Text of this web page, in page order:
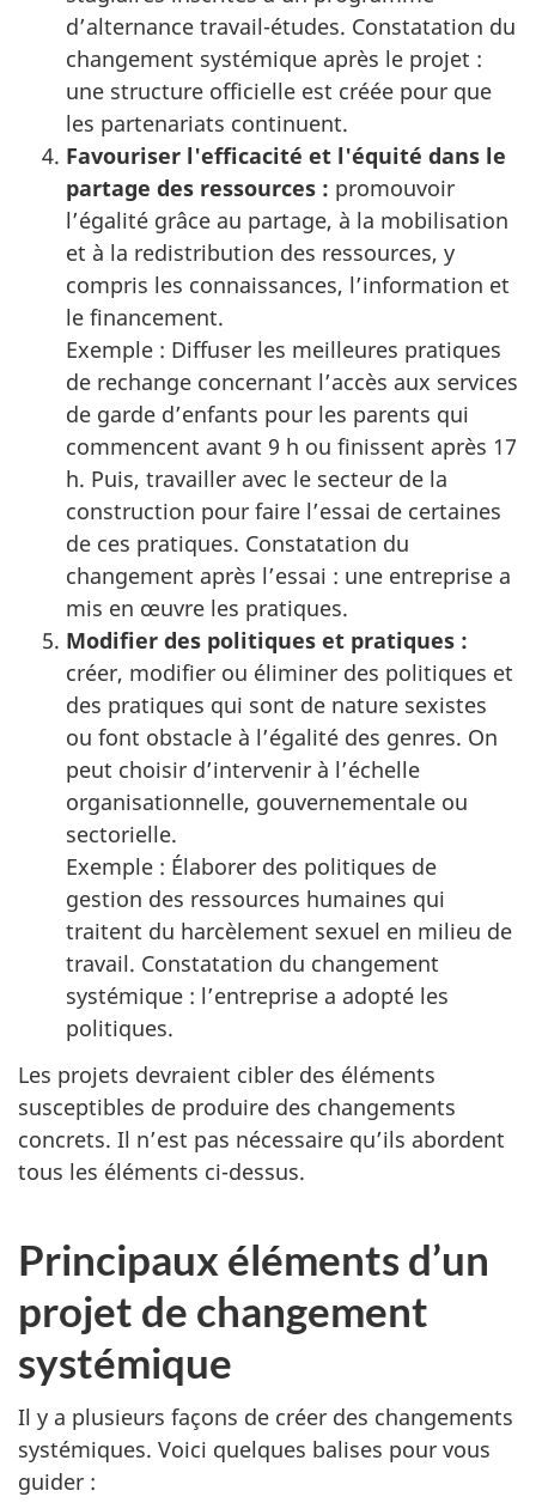
d’alternance travail-études. Constatation du
changement systémique après le projet :
une structure officielle est créée pour que
les partenariats continuent.
Favouriser l'efficacité et l'équité dans le
partage des ressources : promouvoir
l’égalité grâce au partage, à la mobilisation
et à la redistribution des ressources, y
compris les connaissances, l’information et
le financement.
Exemple : Diffuser les meilleures pratiques
de rechange concernant l’accès aux services
de garde d’enfants pour les parents qui
commencent avant 9 h ou finissent après 17
h. Puis, travailler avec le secteur de la
construction pour faire l’essai de certaines
de ces pratiques. Constatation du
changement après l’essai : une entreprise a
mis en œuvre les pratiques.
Modifier des politiques et pratiques :
créer, modifier ou éliminer des politiques et
des pratiques qui sont de nature sexistes
ou font obstacle à l’égalité des genres. On
peut choisir d’intervenir à l’échelle
organisationnelle, gouvernementale ou
sectorielle.
Exemple : Élaborer des politiques de
gestion des ressources humaines qui
traitent du harcèlement sexuel en milieu de
travail. Constatation du changement
systémique : l’entreprise a adopté les
politiques.
Les projets devraient cibler des éléments
susceptibles de produire des changements
concrets. Il n’est pas nécessaire qu’ils abordent
tous les éléments ci-dessus.
Principaux éléments d’un
projet de changement
systémique
Il y a plusieurs façons de créer des changements
systémiques. Voici quelques balises pour vous
guider :